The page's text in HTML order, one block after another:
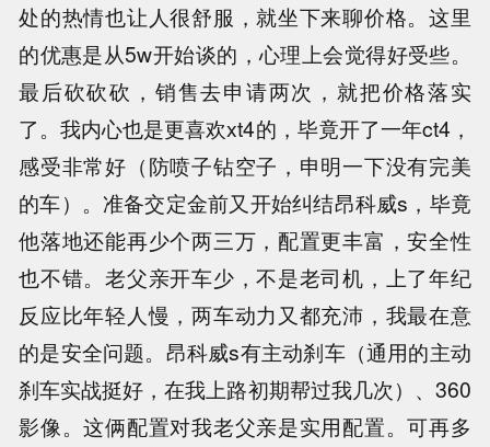
处的热情也让人很舒服，就坐下来聊价格。这里
的优惠是从5w开始谈的，心理上会觉得好受些。
最后砍砍砍，销售去申请两次，就把价格落实
了。我内心也是更喜欢xt4的，毕竟开了一年ct4，
感受非常好（防喷子钻空子，申明一下没有完美
的车）。准备交定金前又开始纠结昂科威s，毕竟
他落地还能再少个两三万，配置更丰富，安全性
也不错。老父亲开车少，不是老司机，上了年纪
反应比年轻人慢，两车动力又都充沛，我最在意
的是安全问题。昂科威s有主动刹车（通用的主动
刹车实战挺好，在我上路初期帮过我几次）、360
影像。这俩配置对我老父亲是实用配置。可再多